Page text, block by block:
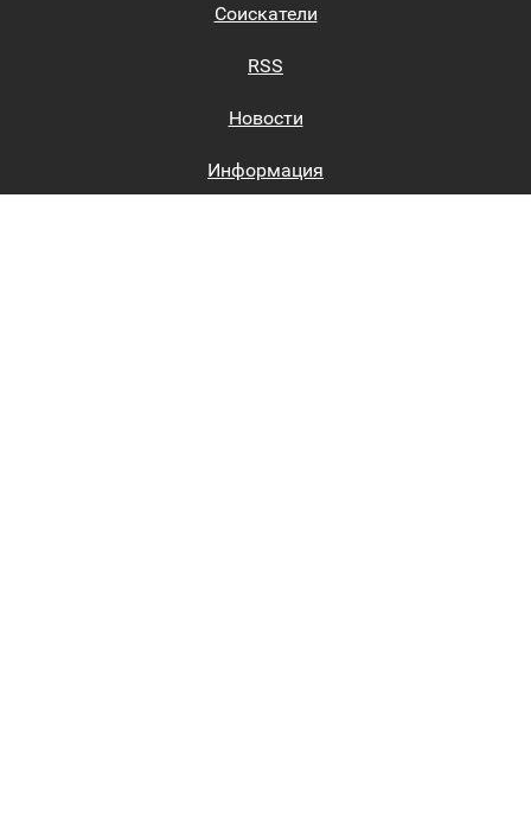
Соискатели
RSS
Новости
Информация